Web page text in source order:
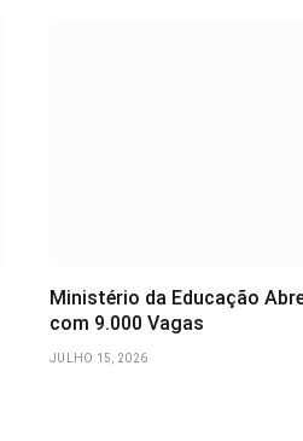
Ministério da Educação
com 9.000 Vagas
JULHO 15, 2026